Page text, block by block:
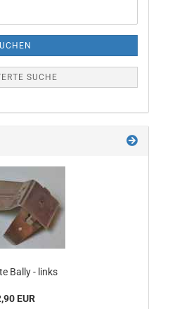
SUCHE
Bally - links
EUR